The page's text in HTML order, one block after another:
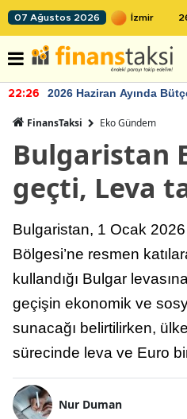
07 Ağustos 2026
22:26 2026 Haziran Ayında
FinansTaksi Eko Gündem
Bulgaristan
geçti, Leva
Bulgaristan, 1 Ocak 2026
Bölgesi’ne resmen
kullandığı Bulgar
geçişin ekonomik ve
sunacağı belirtilirken,
sürecinde leva ve Euro
Nur Duman